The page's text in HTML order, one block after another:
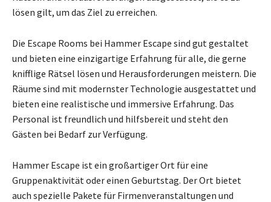
lösen gilt, um das Ziel zu erreichen.
Die Escape Rooms bei Hammer Escape sind gut gestaltet
und bieten eine einzigartige Erfahrung für alle, die gerne
knifflige Rätsel lösen und Herausforderungen meistern. Die
Räume sind mit modernster Technologie ausgestattet und
bieten eine realistische und immersive Erfahrung. Das
Personal ist freundlich und hilfsbereit und steht den
Gästen bei Bedarf zur Verfügung.
Hammer Escape ist ein großartiger Ort für eine
Gruppenaktivität oder einen Geburtstag. Der Ort bietet
auch spezielle Pakete für Firmenveranstaltungen und